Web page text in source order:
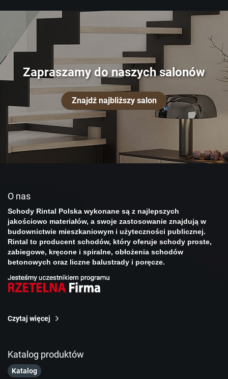
Zapraszamy do naszych salonów
Znajdź najbliższy salon
O nas
Schody Rintal Polska wykonane są z najlepszych
jakościowo materiałów, a swoje zastosowanie znajdują w
budownictwie mieszkaniowym i użyteczności publicznej.
Rintal to producent schodów, który oferuje schody proste,
zabiegowe, kręcone i spiralne, obłożenia schodów
betonowych oraz liczne balustrady i poręcze.
Czytaj więcej
Katalog produktów
Katalog